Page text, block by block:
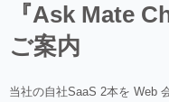
『Ask Mate
ご案内
当社の自社SaaS 2本を Web